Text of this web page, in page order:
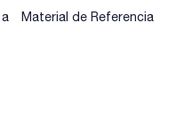
Material de Referencia